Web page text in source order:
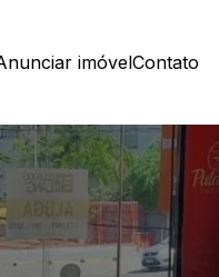
imóvelContato